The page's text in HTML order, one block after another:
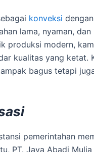
konveksi
lama, nyaman,
produksi modern,
kualitas yang ketat.
bagus tetapi
pemerintahan
PT. Jaya Abadi